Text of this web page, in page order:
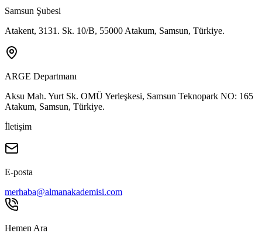
Samsun Şubesi
Atakent, 3131. Sk. 10/B, 55000 Atakum, Samsun, Türkiye.
ARGE Departmanı
Aksu Mah. Yurt Sk. OMÜ Yerleşkesi, Samsun Teknopark NO: 165
Atakum, Samsun, Türkiye.
İletişim
E-posta
merhaba@almanakademisi.com
Hemen Ara